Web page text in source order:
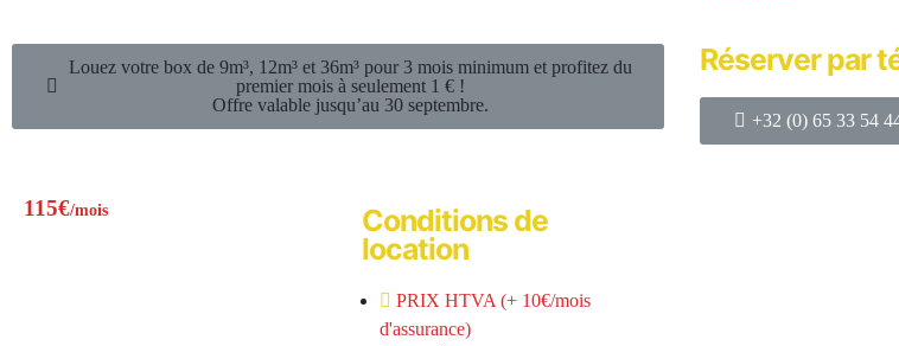
Louez votre box de 9m³, 12m³ et 36m³ pour 3 mois minimum et profitez du
premier mois à seulement 1 € !
Offre valable jusqu’au 30 septembre.
115€/mois
Conditions de
location
PRIX HTVA (+ 10€/mois
d'assurance)
Réserver par
+32 (0) 65 33 54